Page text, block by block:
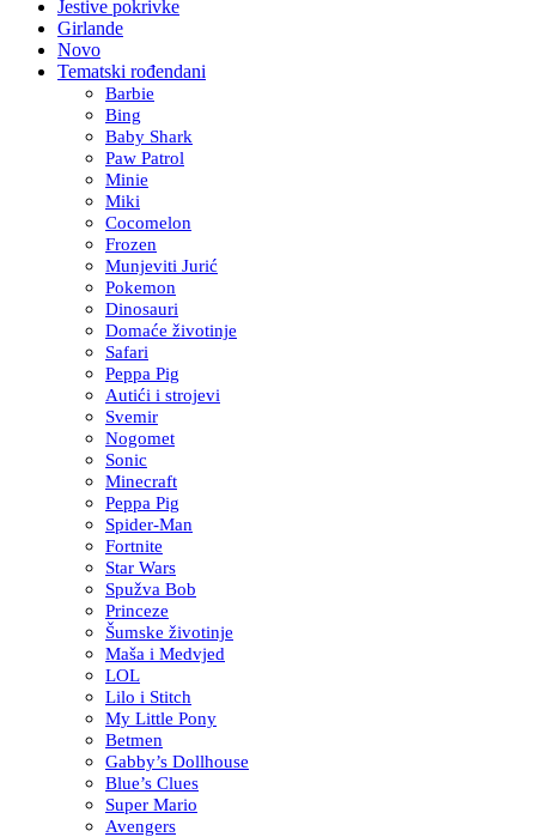
Jestive pokrivke
Girlande
Novo
Tematski rođendani
Barbie
Bing
Baby Shark
Paw Patrol
Minie
Miki
Cocomelon
Frozen
Munjeviti Jurić
Pokemon
Dinosauri
Domaće životinje
Safari
Peppa Pig
Autići i strojevi
Svemir
Nogomet
Sonic
Minecraft
Peppa Pig
Spider-Man
Fortnite
Star Wars
Spužva Bob
Princeze
Šumske životinje
Maša i Medvjed
LOL
Lilo i Stitch
My Little Pony
Betmen
Gabby’s Dollhouse
Blue’s Clues
Super Mario
Avengers